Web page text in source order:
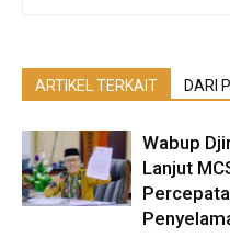
ARTIKEL TERKAIT DARI
Wabup
Lanjut